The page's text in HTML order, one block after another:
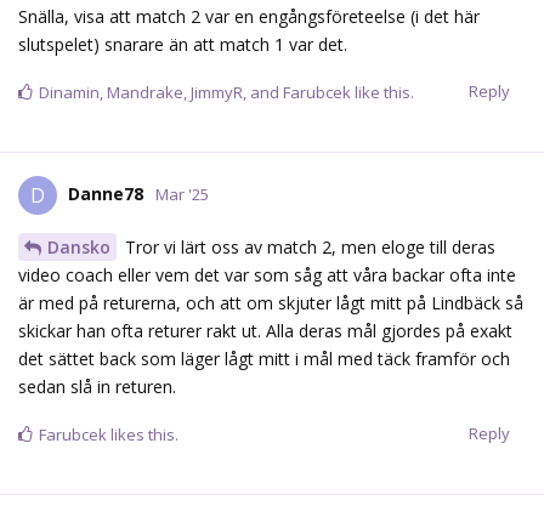
är med på returerna, och att om skjuter lågt mitt på Lindbäck så
skickar han ofta returer rakt ut. Alla deras mål gjordes på exakt
sedan slå in returen.
Reply
Farubceklikes this.
D Danne78 Mar '25
Dock borde vi fått stopp på det redan efter 2a målet .
Reply
Tichonov Mar '25
Kvällens laguppställning